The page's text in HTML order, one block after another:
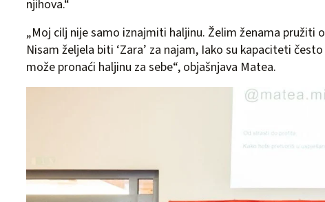
njihova.“
„Moj cilj nije samo iznajmiti haljinu. Želim ženama pružiti
Nisam željela biti ‘Zara’ za najam, Iako su kapaciteti
može pronaći haljinu za sebe“, objašnjava Matea.